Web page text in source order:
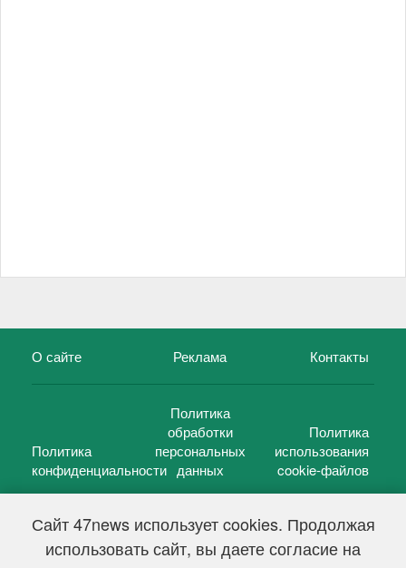
Сайт 47news использует cookies. Продолжая
использовать сайт, вы даете согласие на
О сайте Реклама Контакты
Политика
конфиденциальности
Политика
обработки
персональных
данных
Политика
использования
cookie-файлов
47 новостей (47 news)2005 — 2026 г.